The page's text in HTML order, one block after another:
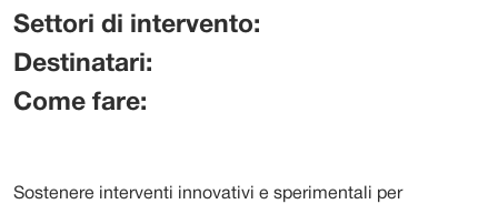
Settori di intervento:
Destinatari:
Come fare:
Sostenere interventi innovativi e sperimentali per